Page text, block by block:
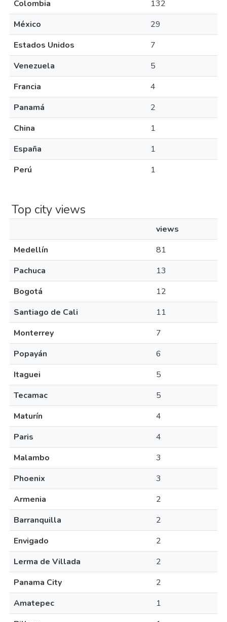
Colombia
132
México
29
Estados Unidos
7
Venezuela
5
Francia
4
Panamá
2
China
1
España
1
Perú
1
Top city views
views
Medellín
81
Pachuca
13
Bogotá
12
Santiago de Cali
11
Monterrey
7
Popayán
6
Itaguei
5
Tecamac
5
Maturín
4
Paris
4
Malambo
3
Phoenix
3
Armenia
2
Barranquilla
2
Envigado
2
Lerma de Villada
2
Panama City
2
Amatepec
1